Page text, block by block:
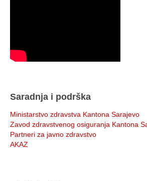
Saradnja i podrška
Ministarstvo zdravstva Kantona Sarajevo
Zavod zdravstvenog osiguranja Kantona
Partneri za javno zdravstvo
AKAZ